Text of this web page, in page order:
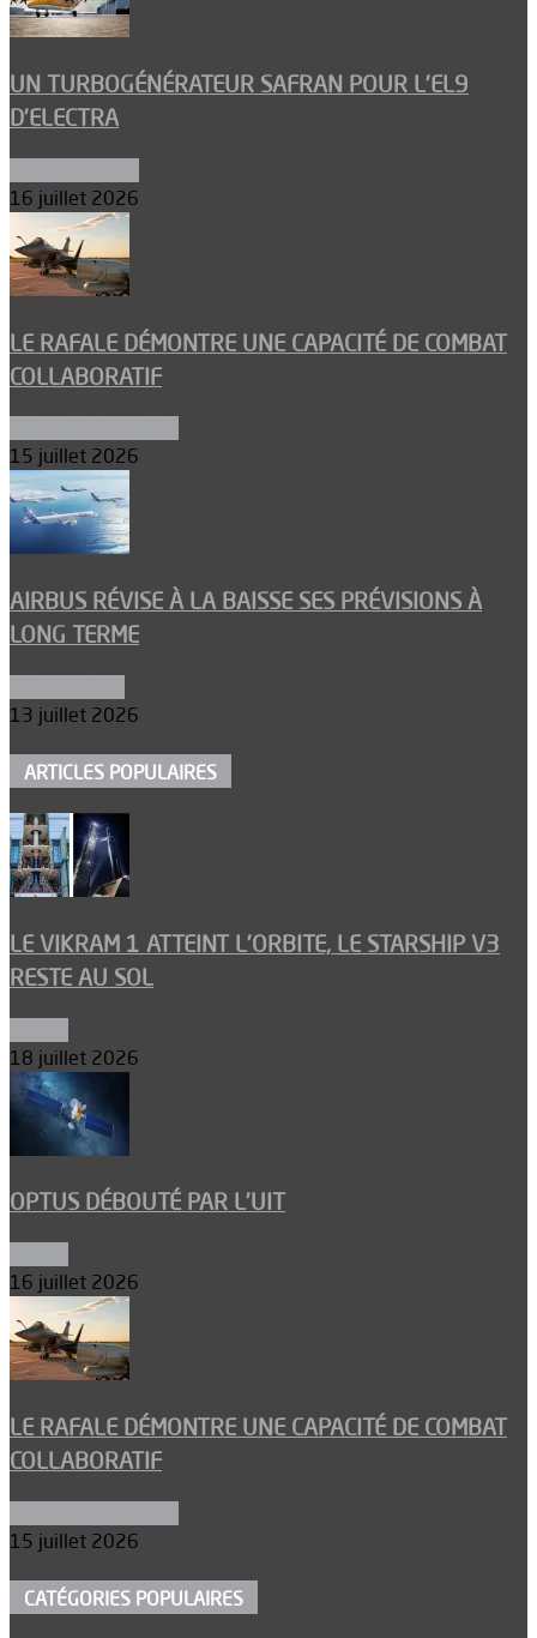
UN TURBOGÉNÉRATEUR SAFRAN POUR L’EL9
D’ELECTRA
16 juillet 2026
LE RAFALE DÉMONTRE UNE CAPACITÉ DE COMBAT
COLLABORATIF
15 juillet 2026
AIRBUS RÉVISE À LA BAISSE SES PRÉVISIONS À
LONG TERME
13 juillet 2026
ARTICLES POPULAIRES
LE VIKRAM 1 ATTEINT L’ORBITE, LE STARSHIP V3
RESTE AU SOL
18 juillet 2026
OPTUS DÉBOUTÉ PAR L’UIT
16 juillet 2026
LE RAFALE DÉMONTRE UNE CAPACITÉ DE COMBAT
COLLABORATIF
15 juillet 2026
CATÉGORIES POPULAIRES